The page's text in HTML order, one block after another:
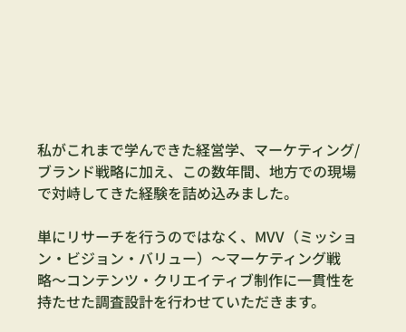
私がこれまで学んできた経営学、マーケティング/
ブランド戦略に加え、この数年間、地方での現場
で対峙してきた経験を詰め込みました。
単にリサーチを行うのではなく、MVV（ミッショ
ン・ビジョン・バリュー）〜マーケティング戦
略〜コンテンツ・クリエイティブ制作に一貫性を
持たせた調査設計を行わせていただきます。